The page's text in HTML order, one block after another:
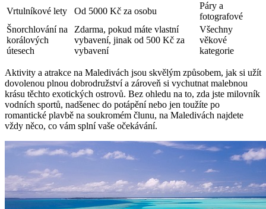
Vrtulníkové lety
Od 5000 Kč za osobu
Páry a
fotografové
Šnorchlování na
korálových
útesech
Zdarma, pokud máte vlastní
vybavení, jinak od 500 Kč za
vybavení
Všechny
věkové
kategorie
Aktivity a atrakce na ​Maledivách jsou skvělým způsobem, jak si užít
dovolenou plnou dobrodružství a ​zároveň si vychutnat malebnou
krásu ‍těchto exotických ostrovů. Bez ohledu na to, zda jste milovník
vodních sportů, nadšenec do potápění nebo​ jen toužíte po
romantické plavbě na soukromém člunu, na Maledivách⁣ najdete
vždy něco, co vám splní vaše očekávání.